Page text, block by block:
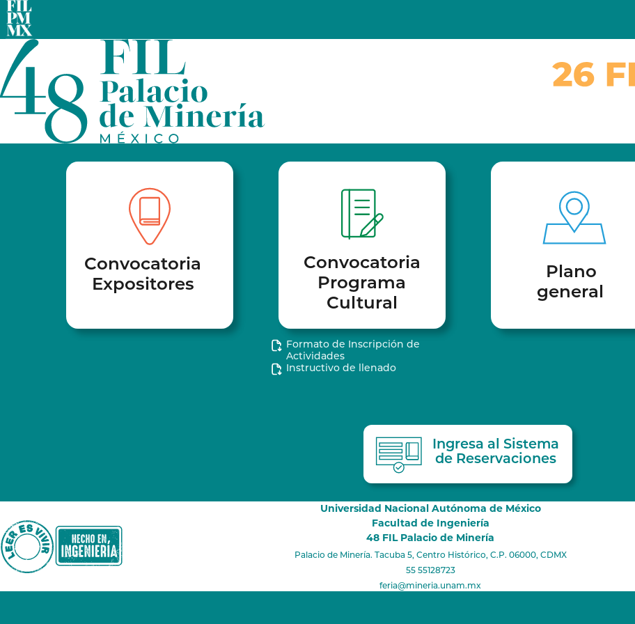
Convocatoria
Expositores
Convocatoria
Programa
Cultural
Formato de Inscripción de
Actividades
Instructivo de llenado
Plano
general
Ingresa al Sistema
de Reservaciones
Universidad Nacional Autónoma de México
Facultad de Ingeniería
48 FIL Palacio de Minería
Palacio de Minería. Tacuba 5, Centro Histórico, C.P. 06000, CDMX
55 55128723
feria@mineria.unam.mx